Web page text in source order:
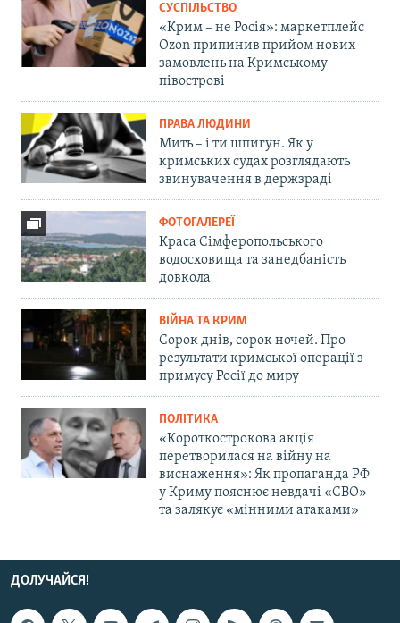
СУСПІЛЬСТВО
«Крим – не Росія»: маркетплейс
Ozon припинив прийом нових
замовлень на Кримському
півострові
ПРАВА ЛЮДИНИ
Мить – і ти шпигун. Як у
кримських судах розглядають
звинувачення в держзраді
ФОТОГАЛЕРЕЇ
Краса Сімферопольського
водосховища та занедбаність
довкола
ВІЙНА ТА КРИМ
Сорок днів, сорок ночей. Про
результати кримської операції з
примусу Росії до миру
ПОЛІТИКА
«Короткострокова акція
перетворилася на війну на
виснаження»: Як пропаганда РФ
у Криму пояснює невдачі «СВО»
та залякує «мінними атаками»
ДОЛУЧАЙСЯ!